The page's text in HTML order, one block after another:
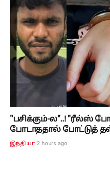
"பசிக்கும்-ல"..! "ரீல்ஸ்
போடாததால் போட்டுத்
இந்தியா 2 hours ago